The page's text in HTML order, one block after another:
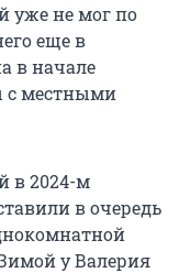
уже не мог по
еще в
в начале
с местными
в 2024-м
в очередь
у Валерия